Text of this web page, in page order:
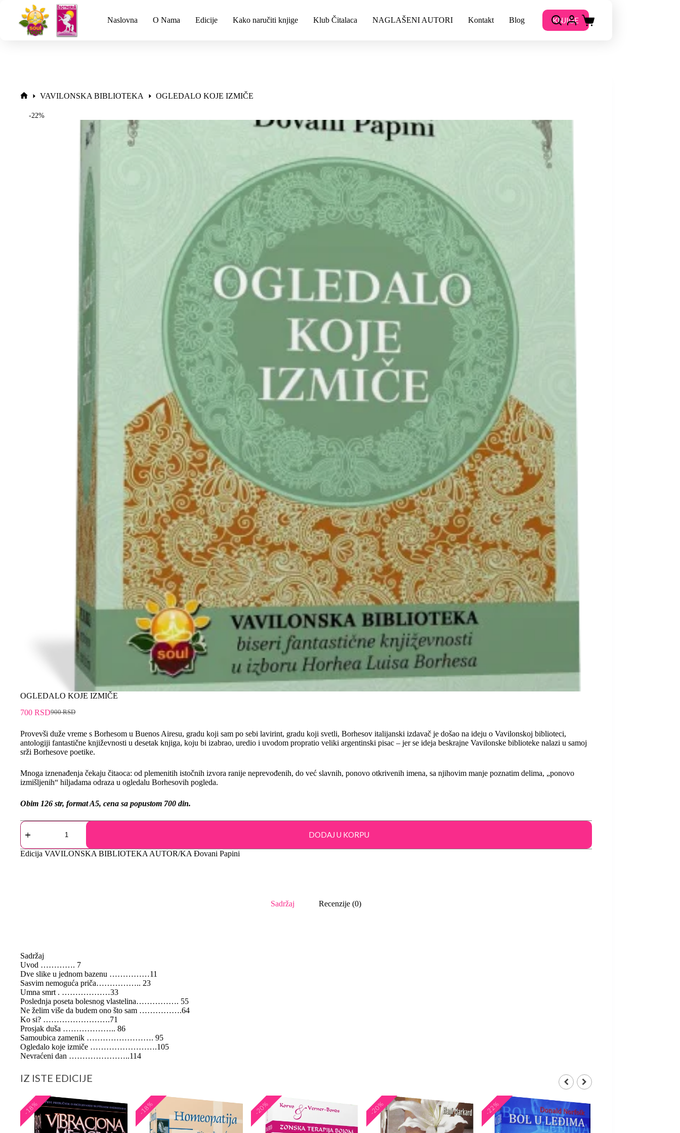
Naslovna O Nama Edicije Kako naručiti knjige Klub Čitalaca NAGLAŠENI AUTORI Kontakt Blog KNJIGE
VAVILONSKA BIBLIOTEKA OGLEDALO KOJE IZMIČE
-22%
OGLEDALO KOJE IZMIČE
900RSD
700 RSD
Provevši duže vreme s Borhesom u Buenos Airesu, gradu koji sam po sebi lavirint, gradu koji svetli, Borhesov italijanski izdavač je došao na ideju o Vavilonskoj biblioteci,
antologiji fantastične književnosti u desetak knjiga, koju bi izabrao, uredio i uvodom propratio veliki argentinski pisac – jer se ideja beskrajne Vavilonske biblioteke nalazi u samoj
srži Borhesove poetike.
Mnoga iznenađenja čekaju čitaoca: od plemenitih istočnih izvora ranije neprevođenih, do već slavnih, ponovo otkrivenih imena, sa njihovim manje poznatim delima, „ponovo
izmišljenih“ hiljadama odraza u ogledalu Borhesovih pogleda.
Obim 126 str, format A5, cena sa popustom 700 din.
DODAJ U KORPU
Edicija VAVILONSKA BIBLIOTEKA AUTOR/KA Đovani Papini
Sadržaj Recenzije (0)
Sadržaj
Uvod …………. 7
Dve slike u jednom bazenu ……………11
Sasvim nemoguća priča…………….. 23
Umna smrt . ………………33
Poslednja poseta bolesnog vlastelina……………. 55
Ne želim više da budem ono što sam …………….64
Ko si? …………………….71
Prosjak duša ……………….. 86
Samoubica zamenik ……………………. 95
Ogledalo koje izmiče …………………….105
Nevraćeni dan …………………..114
IZ ISTE EDICIJE
-18% -18% -20% -20% -22%